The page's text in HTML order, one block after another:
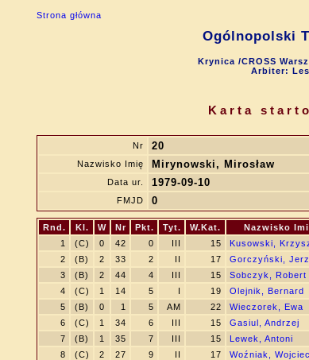
Strona główna
Ogólnopolski
Krynica /CROSS
Arbiter:
Karta
Nr 20
Nazwisko Imię Mirynowski, Mirosław
Data ur. 1979-09-10
FMJD 0
Rnd. Kl. W Nr Pkt. Tyt. W.Kat. Nazwisko
1
(C) 0 42 0 III 15 Kusowski,
2
(B) 2 33 2 II 17 Gorczyński,
3
(B) 2 44 4 III 15 Sobczyk, Robert
4
(C) 1 14 5 I 19 Olejnik, Bernard
5
(B) 0 1 5 AM 22 Wieczorek, Ewa
6
(C) 1 34 6 III 15 Gasiul, Andrzej
7
(B) 1 35 7 III 15 Lewek, Antoni
8
(C) 2 27 9 II 17 Woźniak,